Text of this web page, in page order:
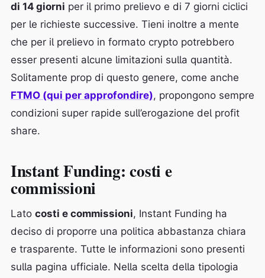
di 14 giorni per il primo prelievo e di 7 giorni ciclici
per le richieste successive. Tieni inoltre a mente
che per il prelievo in formato crypto potrebbero
esser presenti alcune limitazioni sulla quantità.
Solitamente prop di questo genere, come anche
FTMO (qui per approfondire), propongono sempre
condizioni super rapide sull’erogazione del profit
share.
Instant Funding: costi e
commissioni
Lato costi e commissioni, Instant Funding ha
deciso di proporre una politica abbastanza chiara
e trasparente. Tutte le informazioni sono presenti
sulla pagina ufficiale. Nella scelta della tipologia